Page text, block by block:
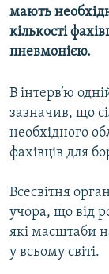
ПОДКАСТИ
КРИМ РЕАЛІЇ
КТАТ
мають
кількості
пневмонією.
В інтерв’ю
зазначив, що
необхідного
фахівців для
Всесвітня
учора, що від
які масштаби
у всьому світі.